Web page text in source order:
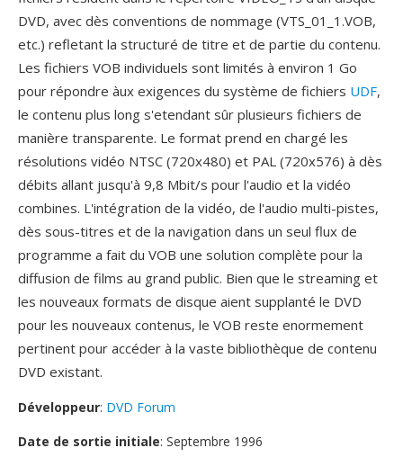
DVD, avec dès conventions de nommage (VTS_01_1.VOB,
etc.) refletant la structuré de titre et de partie du contenu.
Les fichiers VOB individuels sont limités à environ 1 Go
pour répondre àux exigences du système de fichiers UDF,
le contenu plus long s'etendant sûr plusieurs fichiers de
manière transparente. Le format prend en chargé les
résolutions vidéo NTSC (720x480) et PAL (720x576) à dès
débits allant jusqu'à 9,8 Mbit/s pour l'audio et la vidéo
combines. L'intégration de la vidéo, de l'audio multi-pistes,
dès sous-titres et de la navigation dans un seul flux de
programme a fait du VOB une solution complète pour la
diffusion de films au grand public. Bien que le streaming et
les nouveaux formats de disque aient supplanté le DVD
pour les nouveaux contenus, le VOB reste enormement
pertinent pour accéder à la vaste bibliothèque de contenu
DVD existant.
Développeur: DVD Forum
Date de sortie initiale: Septembre 1996